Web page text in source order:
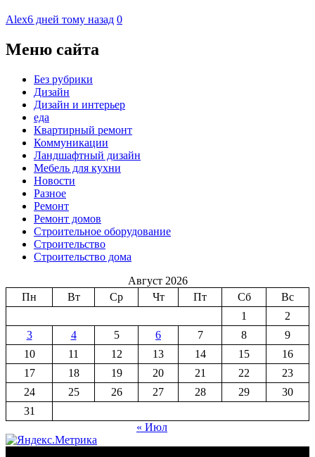
Alex6 дней тому назад 0
Меню сайта
Без рубрики
Дизайн
Дизайн и интерьер
еда
Квартирный ремонт
Коммуникации
Ландшафтный дизайн
Мебель для кухни
Новости
Разное
Ремонт
Ремонт домов
Строительное оборудование
Строительство
Строительство дома
Август 2026
Пн
Вт Ср Чт Пт Сб
Вс
1
2
3
4 5 6 7 8
9
10
11 12 13 14 15
16
17
18 19 20 21 22
23
24
25 26 27 28 29
30
31
« Июл